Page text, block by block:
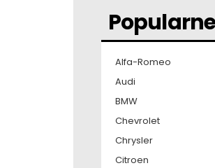
Alfa-Romeo
Audi
BMW
Chevrolet
Chrysler
Citroen